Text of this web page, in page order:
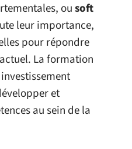
ousoft
leur importance,
pour répondre
La formation
et
au sein de la